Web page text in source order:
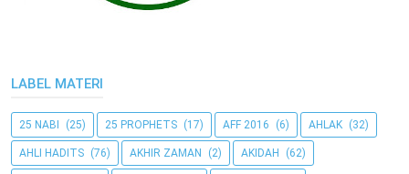
LABEL MATERI
25 NABI (25) 25 PROPHETS (17) AFF 2016 (6) AHLAK (32)
AHLI HADITS (76) AKHIR ZAMAN (2) AKIDAH (62)